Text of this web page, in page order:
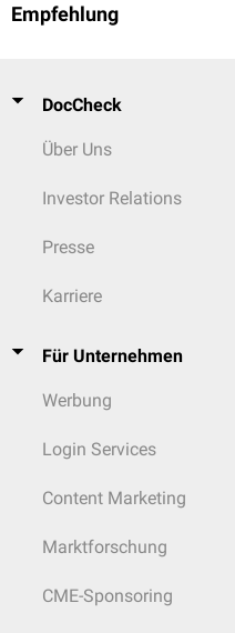
Empfehlung
DocCheck
Über Uns
Investor Relations
Presse
Karriere
Für Unternehmen
Werbung
Login Services
Content Marketing
Marktforschung
CME-Sponsoring